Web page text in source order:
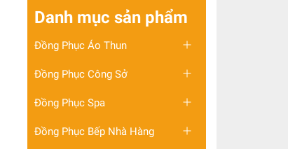
Danh mục sản phẩm
Đồng Phục Áo Thun
Đồng Phục Công Sở
Đồng Phục Spa
Đồng Phục Bếp Nhà Hàng